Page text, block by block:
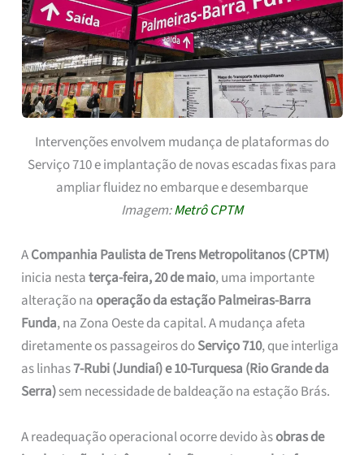
Intervenções envolvem mudança de plataformas do
Serviço 710 e implantação de novas escadas fixas para
ampliar fluidez no embarque e desembarque
Imagem:Metrô CPTM
ACompanhia Paulista de Trens Metropolitanos (CPTM)
inicia nestaterça-feira, 20 de maio, uma importante
alteração naoperação da estação Palmeiras-Barra
Funda, na Zona Oeste da capital. A mudança afeta
diretamente os passageiros doServiço 710, que interliga
as linhas7-Rubi (Jundiaí) e 10-Turquesa (Rio Grande da
Serra)sem necessidade de baldeação na estação Brás.
A readequação operacional ocorre devido àsobras de